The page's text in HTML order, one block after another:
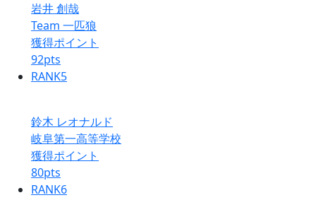
岩井 創哉
Team 一匹狼
獲得ポイント
92pts
RANK5
鈴木 レオナルド
岐阜第一高等学校
獲得ポイント
80pts
RANK6